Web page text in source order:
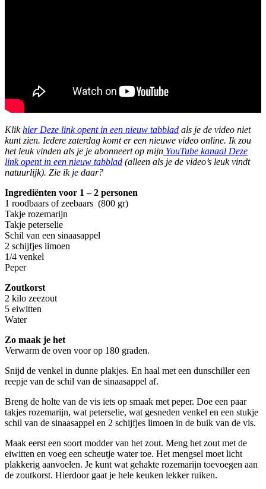
Klikhier Deze link opent in een nieuw tabblad als je de video niet
kunt zien. Iedere zaterdag komt er een nieuwe video online. Ik zou
het leuk vinden als je je abonneert op mijn YouTube kanaal Deze
link opent in een nieuw tabblad (alleen als je de video’s leuk vindt
natuurlijk). Zie ik je daar?
Ingrediënten voor 1 – 2 personen
1 roodbaars of zeebaars (800 gr)
Takje rozemarijn
Takje peterselie
Schil van een sinaasappel
2 schijfjes limoen
1/4 venkel
Peper
Zoutkorst
2 kilo zeezout
5 eiwitten
Water
Zo maak je het
Verwarm de oven voor op 180 graden.
Snijd de venkel in dunne plakjes. En haal met een dunschiller een
reepje van de schil van de sinaasappel af.
Breng de holte van de vis iets op smaak met peper. Doe een paar
takjes rozemarijn, wat peterselie, wat gesneden venkel en een stukje
schil van de sinaasappel en 2 schijfjes limoen in de buik van de vis.
Maak eerst een soort modder van het zout. Meng het zout met de
eiwitten en voeg een scheutje water toe. Het mengsel moet licht
plakkerig aanvoelen. Je kunt wat gehakte rozemarijn toevoegen aan
de zoutkorst. Hierdoor gaat je hele keuken lekker ruiken.